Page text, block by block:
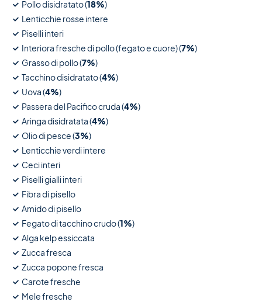
Pollo disidratato (18%)
Lenticchie rosse intere
Piselli interi
Interiora fresche di pollo (fegato e cuore) (7%)
Grasso di pollo (7%)
Tacchino disidratato (4%)
Uova (4%)
Passera del Pacifico cruda (4%)
Aringa disidratata (4%)
Olio di pesce (3%)
Lenticchie verdi intere
Ceci interi
Piselli gialli interi
Fibra di pisello
Amido di pisello
Fegato di tacchino crudo (1%)
Alga kelp essiccata
Zucca fresca
Zucca popone fresca
Carote fresche
Mele fresche